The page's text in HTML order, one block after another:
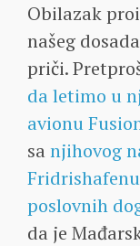
Obilazak
našeg
priči.
da letimo u
avionu
sa njihovog
Fridrishafenu
poslovnih
da je